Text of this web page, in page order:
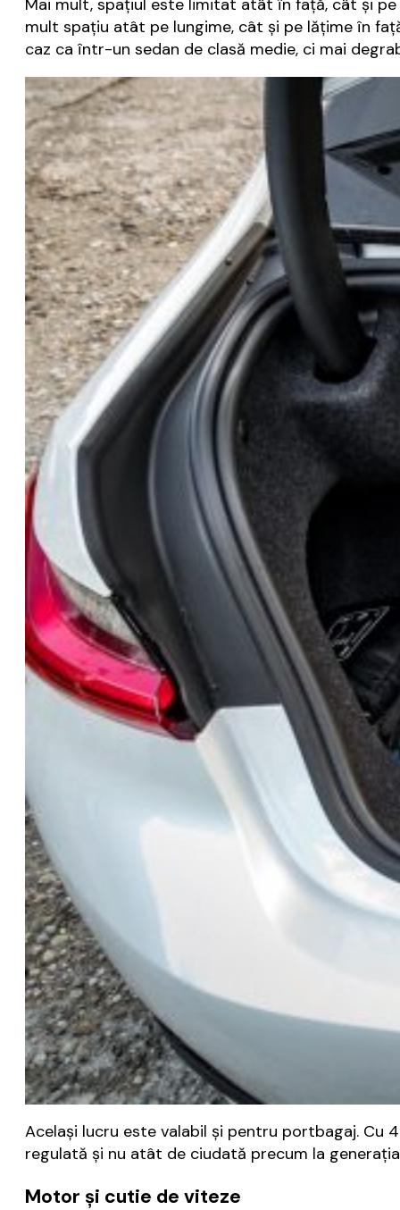
mult spațiu atât pe lungime, cât și pe lățime în
caz ca într-un sedan de clasă medie, ci mai
Același lucru este valabil și pentru portbagaj. Cu
regulată și nu atât de ciudată precum la
Motor și cutie de viteze